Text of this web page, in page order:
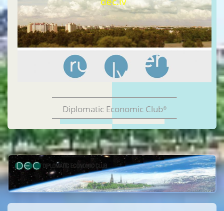
Diplomatic Economic Club®